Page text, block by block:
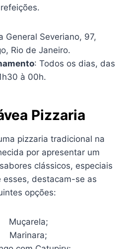
refeições.
General Severiano, 97,
Rio de Janeiro.
: Todos os dias, das
à 00h.
Pizzaria
pizzaria tradicional na
por apresentar um
clássicos, especiais
esses, destacam-se as
opções:
Muçarela;
Marinara;